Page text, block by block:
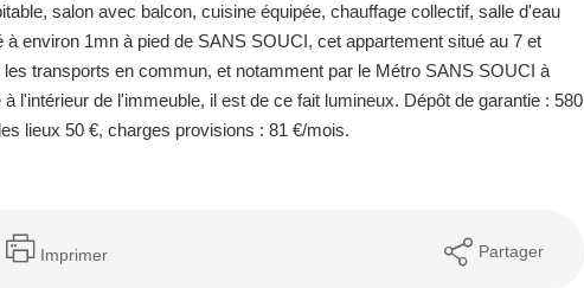
salon avec balcon, cuisine équipée, chauffage collectif, salle d'eau
environ 1mn à pied de SANS SOUCI, cet appartement situé au 7 et
transports en commun, et notamment par le Métro SANS SOUCI à
l'intérieur de l'immeuble, il est de ce fait lumineux. Dépôt de garantie : 580
lieux 50 €, charges provisions : 81 €/mois.
Imprimer Partager